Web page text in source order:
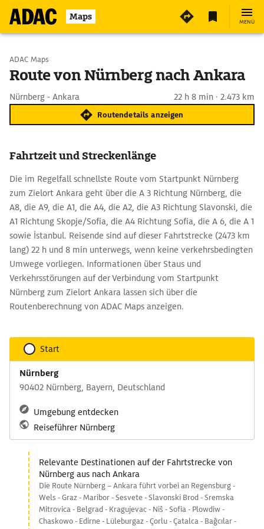
Maps MENÜ
Start wählen
ADAC Maps
Route von Nürnberg nach Ankara
Nürnberg - Ankara 22 h 8 min · 2.473 km
Routendetails anzeigen
Fahrtzeit und Streckenlänge
Die im Regelfall schnellste Route vom Startpunkt Nürnberg
zum Zielort Ankara geht über die A 3 Richtung Nürnberg, die
A8, die A9, die A1, die A4, die A2, die A3 Richtung Slavonski, die
A1 Richtung Skopje/Sofia, die A4 Richtung Sofia, die A 6, die A 1
sowie İstanbul. Reisende sind auf dieser Fahrtstrecke (2473 km
lang) 22 h und 8 min unterwegs, wenn keine verkehrsbedingten
Umwege vorliegen. Informationen über Staus und
Verkehrsstörungen auf der Verbindung vom Startpunkt
Nürnberg zum Zielort Ankara lassen sich über die
Routenberechnung von ADAC Maps anzeigen.
Start
Nürnberg
90402 Nürnberg, Bayern, Deutschland
Umgebung entdecken
Reiseführer Nürnberg
Relevante Destinationen auf der Fahrtstrecke von
Nürnberg aus nach Ankara
Die Route Nürnberg – Ankara führt vorbei an Regensburg -
Wels - Graz - Maribor - Sesvete - Slavonski Brod - Sremska
Mitrovica - Belgrad - Kragujevac - Niš - Sofia - Plowdiw -
Chaskowo - Edirne - Lüleburgaz - Çorlu - Çatalca - Bağcılar -